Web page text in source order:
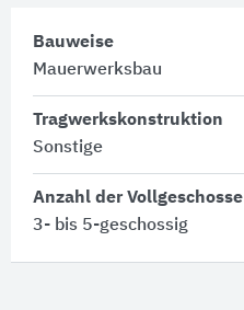
Bauweise
Mauerwerksbau
Tragwerkskonstruktion
Sonstige
Anzahl der Vollgeschosse
3- bis 5-geschossig